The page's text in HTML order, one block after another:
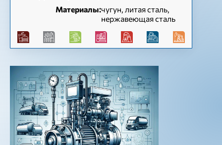
Материалы:чугун, литая сталь,
нержавеющая сталь